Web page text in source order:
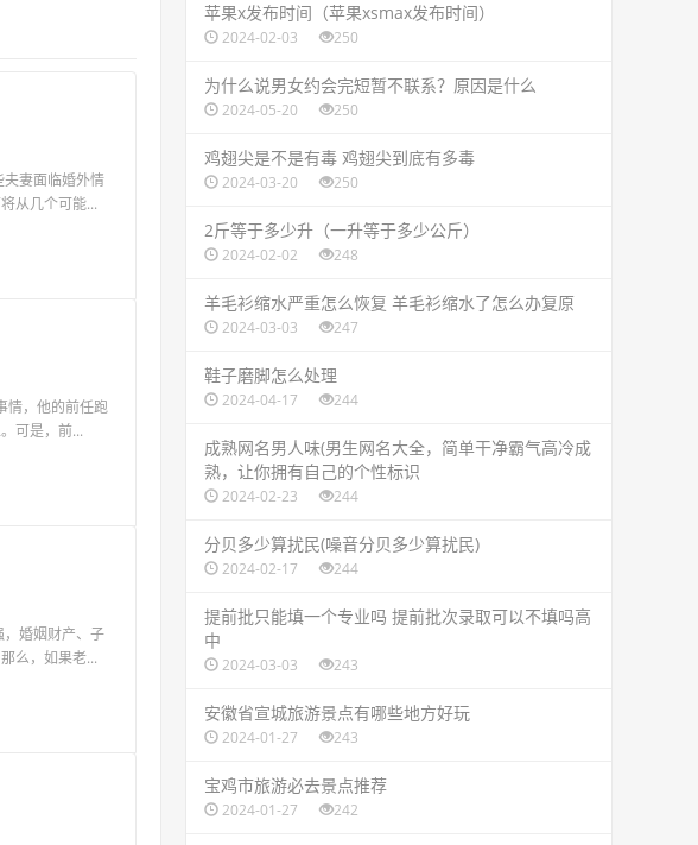
妻面临婚外情
从几个可能...
情，他的前任跑
可是，前...
婚姻财产、子
么，如果老...
​苹果x发布时间（苹果xsmax发布时间）
2024-02-03 250
​为什么说男女约会完短暂不联系？原因是什么
2024-05-20 250
​鸡翅尖是不是有毒 鸡翅尖到底有多毒
2024-03-20 250
​2斤等于多少升（一升等于多少公斤）
2024-02-02 248
​羊毛衫缩水严重怎么恢复 羊毛衫缩水了怎么办复原
2024-03-03 247
​鞋子磨脚怎么处理
2024-04-17 244
​成熟网名男人味(男生网名大全，简单干净霸气高冷成
熟，让你拥有自己的个性标识
2024-02-23 244
​分贝多少算扰民(噪音分贝多少算扰民)
2024-02-17 244
​提前批只能填一个专业吗 提前批次录取可以不填吗高
中
2024-03-03 243
​安徽省宣城旅游景点有哪些地方好玩
2024-01-27 243
​宝鸡市旅游必去景点推荐
2024-01-27 242